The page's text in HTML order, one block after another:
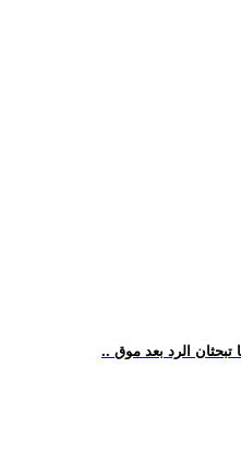
تبحثان الرد بعد موق